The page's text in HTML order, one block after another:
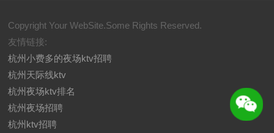
Copyright Your WebSite.Some Rights Reserved.
友情链接:
杭州小费多的夜场ktv招聘
杭州天际线ktv
杭州夜场ktv排名
杭州夜场招聘
杭州ktv招聘